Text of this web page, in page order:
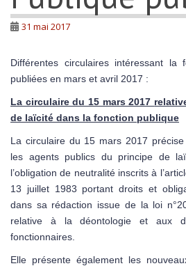
31 mai 2017
Différentes circulaires intéressant la
publiées en mars et avril 2017 :
La circulaire du 15 mars 2017
de laïcité dans la fonction publique
La circulaire du 15 mars 2017
les agents publics du principe de
l’obligation de neutralité inscrits à
13 juillet 1983 portant droits et
dans sa rédaction issue de la loi
relative à la déontologie et aux
fonctionnaires.
Elle présente également les